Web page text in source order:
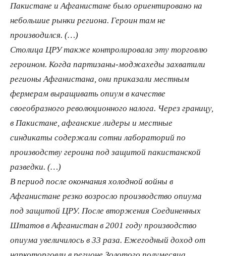
Пакистане и Афганистане было ориентировано на
небольшие рынки региона. Героин там не
производился. (…)
Столица ЦРУ также контролировала эту торговлю
героином. Когда партизаны-моджахеды захватили
регионы Афганистана, они приказали местным
фермерам выращивать опиум в качестве
своеобразного революционного налога. Через границу,
в Пакистане, афганские лидеры и местные
синдикаты содержали сотни лабораторий по
производству героина под защитой пакистанской
разведки. (…)
В период после окончания холодной войны в
Афганистане резко возросло производство опиума
под защитой ЦРУ. После вторжения Соединенных
Штатов в Афганистан в 2001 году производство
опиума увеличилось в 33 раза. Ежегодный доход от
наркоторговли в регионе Золотого полумесяца